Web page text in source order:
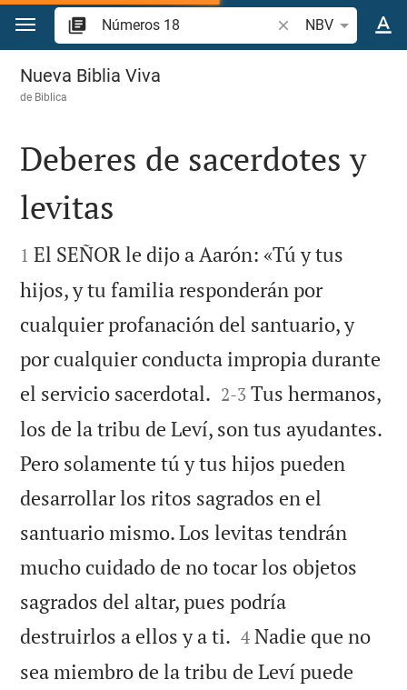
Ir a un contenido
Buscar versículo
NBV
Números 18
Nueva Biblia Viva
de Biblica

Deberes de sacerdotes y
levitas

1 El SEÑOR le dijo a Aarón: «Tú y tus
hijos, y tu familia responderán por
cualquier profanación del santuario, y
por cualquier conducta impropia durante
el servicio sacerdotal. 

2-3 Tus hermanos,
los de la tribu de Leví, son tus ayudantes.
Pero solamente tú y tus hijos pueden
desarrollar los ritos sagrados en el
santuario mismo. Los levitas tendrán
mucho cuidado de no tocar los objetos
sagrados del altar, pues podría
destruirlos a ellos y a ti. 

4 Nadie que no
sea miembro de la tribu de Leví puede